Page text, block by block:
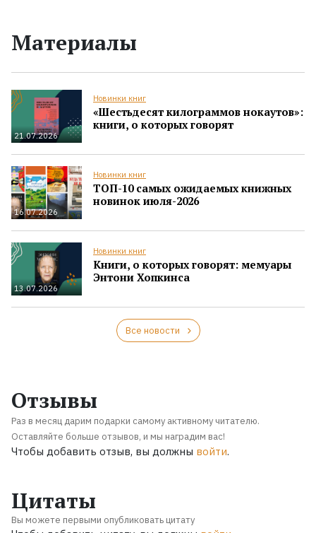
Материалы
21.07.2026
Новинки книг
«Шестьдесят килограммов нокаутов»:
книги, о которых говорят
16.07.2026
Новинки книг
ТОП-10 самых ожидаемых книжных
новинок июля-2026
13.07.2026
Новинки книг
Книги, о которых говорят: мемуары
Энтони Хопкинса
Все новости
Отзывы
Раз в месяц дарим подарки самому активному читателю.
Оставляйте больше отзывов, и мы наградим вас!
Чтобы добавить отзыв, вы должны войти.
Цитаты
Вы можете первыми опубликовать цитату